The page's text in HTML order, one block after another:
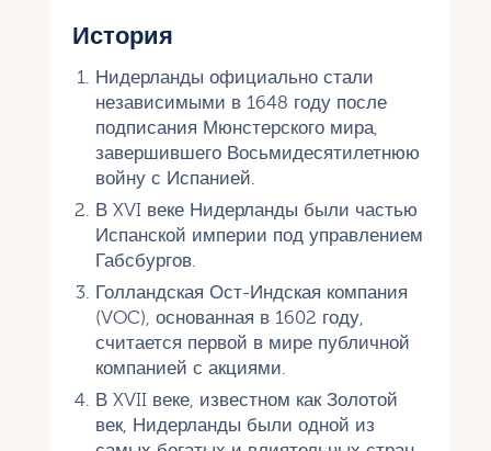
История
Нидерланды официально стали
независимыми в 1648 году после
подписания Мюнстерского мира,
завершившего Восьмидесятилетнюю
войну с Испанией.
В XVI веке Нидерланды были частью
Испанской империи под управлением
Габсбургов.
Голландская Ост-Индская компания
(VOC), основанная в 1602 году,
считается первой в мире публичной
компанией с акциями.
В XVII веке, известном как Золотой
век, Нидерланды были одной из